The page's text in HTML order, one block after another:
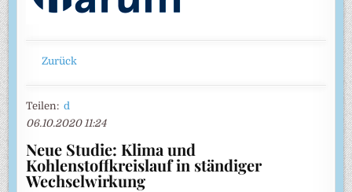
Zurück
Teilen:d
06.10.2020 11:24
Neue Studie: Klima und
Kohlenstoffkreislauf in ständiger
Wechselwirkung